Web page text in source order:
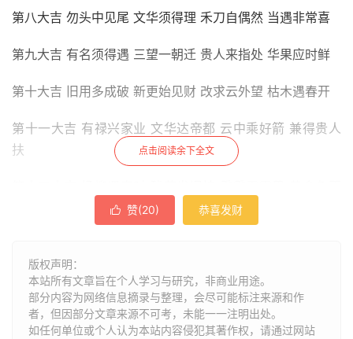
第八大吉 勿头中见尾 文华须得理 禾刀自偶然 当遇非常喜
第九大吉 有名须得遇 三望一朝迁 贵人来指处 华果应时鲜
第十大吉 旧用多成破 新更始见财 改求云外望 枯木遇春开
第十一大吉 有禄兴家业 文华达帝都 云中乘好箭 兼得贵人
扶
第十四末吉 玉石未分时 忧心转更悲 前途通大道 花发应残
点击阅读余下全文
 赞(20) 恭喜发财
版权声明：
本站所有文章旨在个人学习与研究，非商业用途。
部分内容为网络信息摘录与整理，会尽可能标注来源和作
者，但因部分文章来源不可考，未能一一注明出处。
如任何单位或个人认为本站内容侵犯其著作权，请通过网站